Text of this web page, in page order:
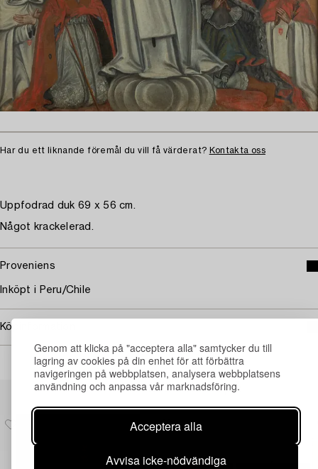
Genom att klicka på "acceptera alla" samtycker du till
lagring av cookies på din enhet för att förbättra
navigeringen på webbplatsen, analysera webbplatsens
användning och anpassa vår marknadsföring.
Acceptera alla
Avvisa icke-nödvändiga
Har du ett liknande föremål du vill få värderat? Kontakta oss
Uppfodrad duk 69 x 56 cm.
Något krackelerad.
Proveniens
Inköpt i Peru/Chile
Köpinformation
Andra har även tittat på